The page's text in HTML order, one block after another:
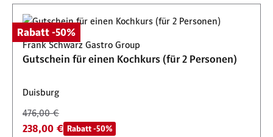
Rabatt -50%
Frank Schwarz Gastro Group
Gutschein für einen Kochkurs (für 2 Personen)
Duisburg
476,00 €
238,00 € Rabatt -50%